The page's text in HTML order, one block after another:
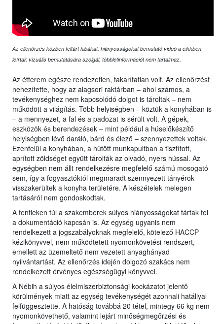
Az ellenőrzés közben feltárt hibákat, hiányosságokat bemutató videó a cikkben
leírtak vizuális bemutatására szolgál, többletinformációt nem tartalmaz.
Az étterem egésze rendezetlen, takarítatlan volt. Az ellenőrzést
nehezítette, hogy az alagsori raktárban ‒ ahol számos, a
tevékenységhez nem kapcsolódó dolgot is tároltak ‒ nem
működött a világítás. Több helyiségben ‒ köztük a konyhában is
‒ a mennyezet, a fal és a padozat is sérült volt. A gépek,
eszközök és berendezések ‒ mint például a húselőkészítő
helyiségben lévő daráló, bárd és élező ‒ szennyezettek voltak.
Ezenfelül a konyhában, a hűtött munkapultban a tisztított,
aprított zöldséget együtt tárolták az olvadó, nyers hússal. Az
egységben nem állt rendelkezésre megfelelő számú mosogató
sem, így a fogyasztóktól megmaradt szennyezett tányérok
visszakerültek a konyha területére. A készételek melegen
tartásáról nem gondoskodtak.
A fentieken túl a szakemberek súlyos hiányosságokat tártak fel
a dokumentáció kapcsán is. Az egység ugyanis nem
rendelkezett a jogszabályoknak megfelelő, kötelező HACCP
kézikönyvvel, nem működtetett nyomonkövetési rendszert,
emellett az üzemeltető nem vezetett anyaghányad
nyilvántartást. Az ellenőrzés idején dolgozó szakács nem
rendelkezett érvényes egészségügyi könyvvel.
A Nébih a súlyos élelmiszerbiztonsági kockázatot jelentő
körülmények miatt az egység tevékenységét azonnali hatállyal
felfüggesztette. A hatóság továbbá 20 tétel, mintegy 66 kg nem
nyomonkövethető, valamint lejárt minőségmegőrzési és